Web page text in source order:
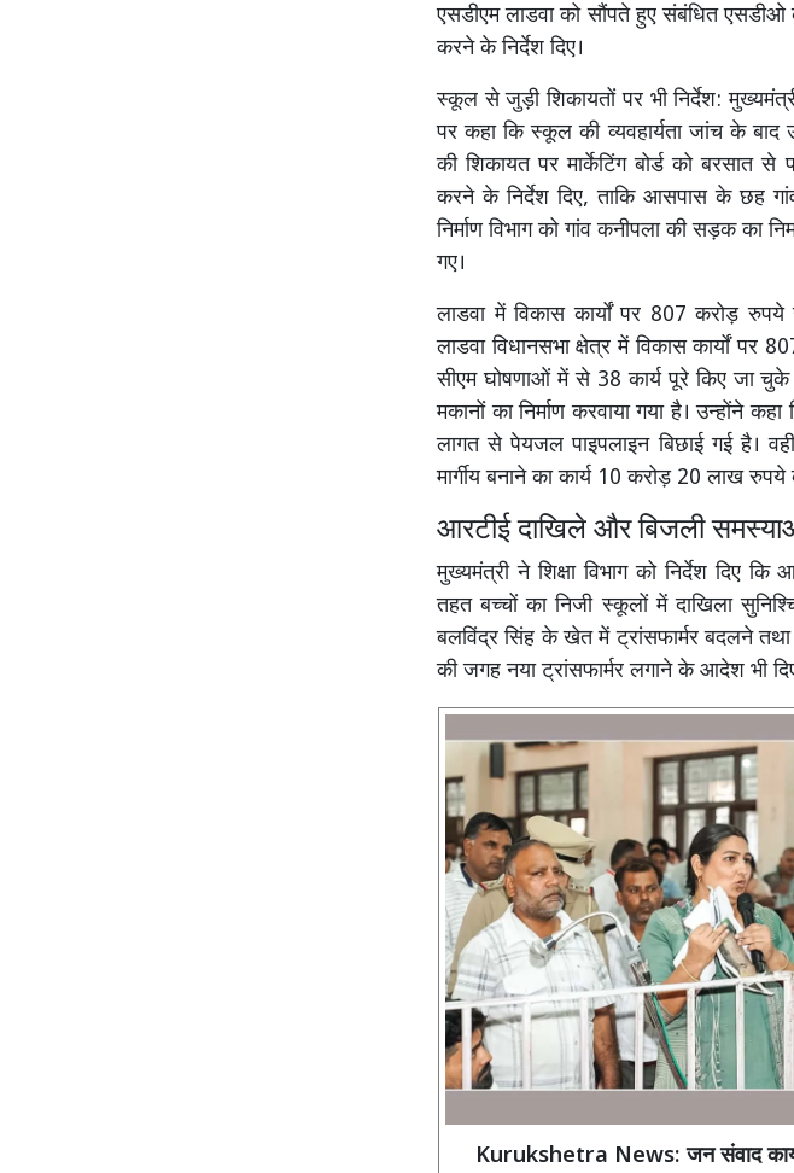
एसडीएम लाडवा को सौंपते हुए संबंधित
करने के निर्देश दिए।
स्कूल से जुड़ी शिकायतों पर भी निर्देश:
पर कहा कि स्कूल की व्यवहार्यता जांच के
की शिकायत पर मार्केटिंग बोर्ड को
करने के निर्देश दिए, ताकि आसपास के छह
निर्माण विभाग को गांव कनीपला की सड़क का
गए।
लाडवा में विकास कार्यों पर 807 करोड़
लाडवा विधानसभा क्षेत्र में विकास कार्यों पर
सीएम घोषणाओं में से 38 कार्य पूरे किए जा
मकानों का निर्माण करवाया गया है। उन्होंने
लागत से पेयजल पाइपलाइन बिछाई गई है।
मार्गीय बनाने का कार्य 10 करोड़ 20 लाख रुपये
आरटीई दाखिले और बिजली
मुख्यमंत्री ने शिक्षा विभाग को निर्देश दिए
तहत बच्चों का निजी स्कूलों में दाखिला
बलविंद्र सिंह के खेत में ट्रांसफार्मर बदलने तथा
की जगह नया ट्रांसफार्मर लगाने के आदेश भी
Kurukshetra News: जन संवाद